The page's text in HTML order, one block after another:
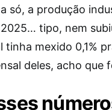
só, a produção
tipo, nem
tinha mexido 0,1%
deles, acho que